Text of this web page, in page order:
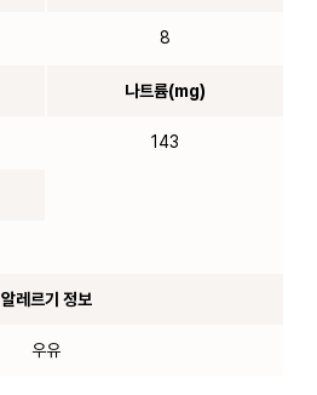
8
나트륨(mg)
143
알레르기 정보
우유